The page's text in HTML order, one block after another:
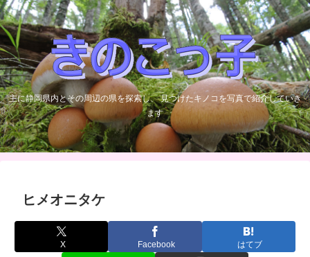
主に静岡県内とその周辺の県を探索し、 見つけたキノコを写真で紹介していき
ます
ヒメオニタケ
X Facebook はてブ